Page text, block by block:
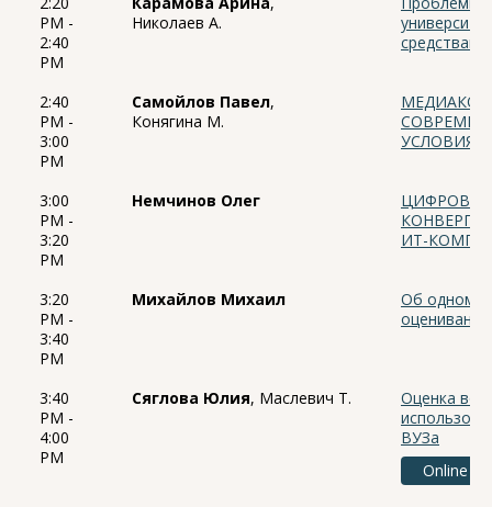
PM -
2:40
PM
Николаев А.
2:40
PM -
3:00
PM
Самойлов Павел,
Конягина М.
3:00
PM -
3:20
PM
Немчинов Олег
ИТ-
3:20
PM -
3:40
PM
Михайлов Михаил
Об одном
3:40
PM -
4:00
PM
Сяглова Юлия, Маслевич Т.
Оценка
ВУЗа
Online